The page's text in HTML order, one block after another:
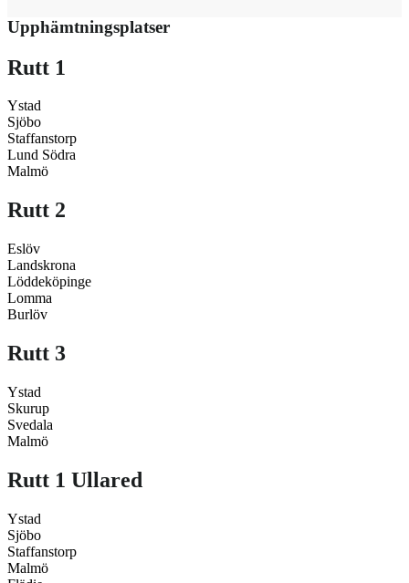
Upphämtningsplatser
Rutt 1
Ystad
Sjöbo
Staffanstorp
Lund Södra
Malmö
Rutt 2
Eslöv
Landskrona
Löddeköpinge
Lomma
Burlöv
Rutt 3
Ystad
Skurup
Svedala
Malmö
Rutt 1 Ullared
Ystad
Sjöbo
Staffanstorp
Malmö